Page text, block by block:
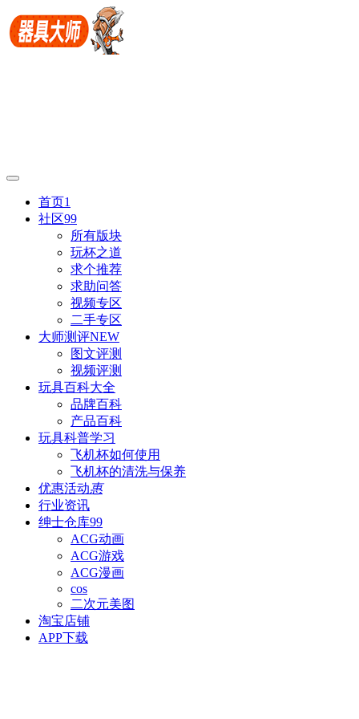
首页1
社区99
所有版块
玩杯之道
求个推荐
求助问答
视频专区
二手专区
大师测评NEW
图文评测
视频评测
玩具百科大全
品牌百科
产品百科
玩具科普学习
飞机杯如何使用
飞机杯的清洗与保养
优惠活动惠
行业资讯
绅士仓库99
ACG动画
ACG游戏
ACG漫画
cos
二次元美图
淘宝店铺
APP下载